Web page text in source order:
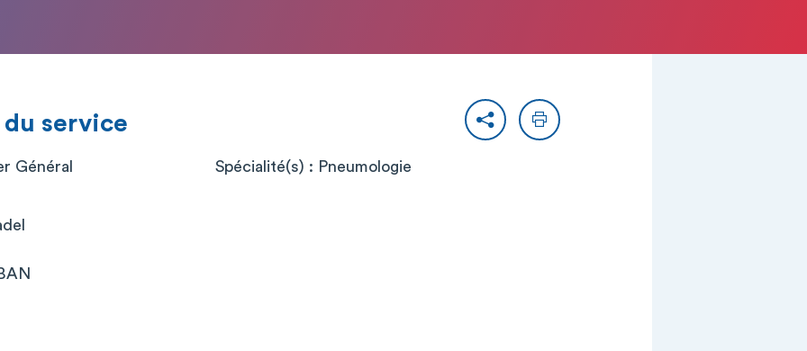
PartagerImprimer
service
Général Spécialité(s) : Pneumologie